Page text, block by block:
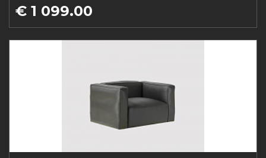
€ 1 099.00